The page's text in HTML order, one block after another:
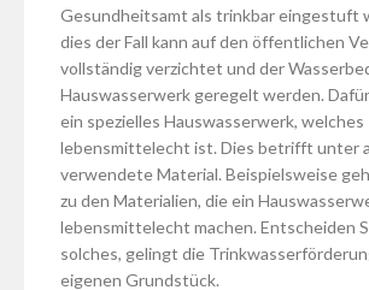
Gesundheitsamt als trinkbar eingestuft
dies der Fall kann auf den öffentlichen
vollständig verzichtet und der
Hauswasserwerk geregelt werden.
ein spezielles Hauswasserwerk, welches
lebensmittelecht ist. Dies betrifft unter
verwendete Material. Beispielsweise
zu den Materialien, die ein
lebensmittelecht machen. Entscheiden
solches, gelingt die
eigenen Grundstück.